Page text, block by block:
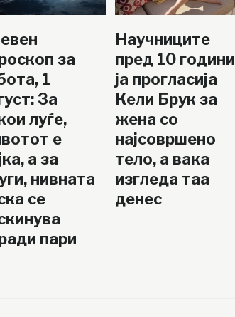
за
1
За
луѓе,
е
а за
нивната
се
пари
Научниците
пред 10 години
ја прогласија
Кели Брук за
жена со
најсовршено
тело, а вака
изгледа таа
денес